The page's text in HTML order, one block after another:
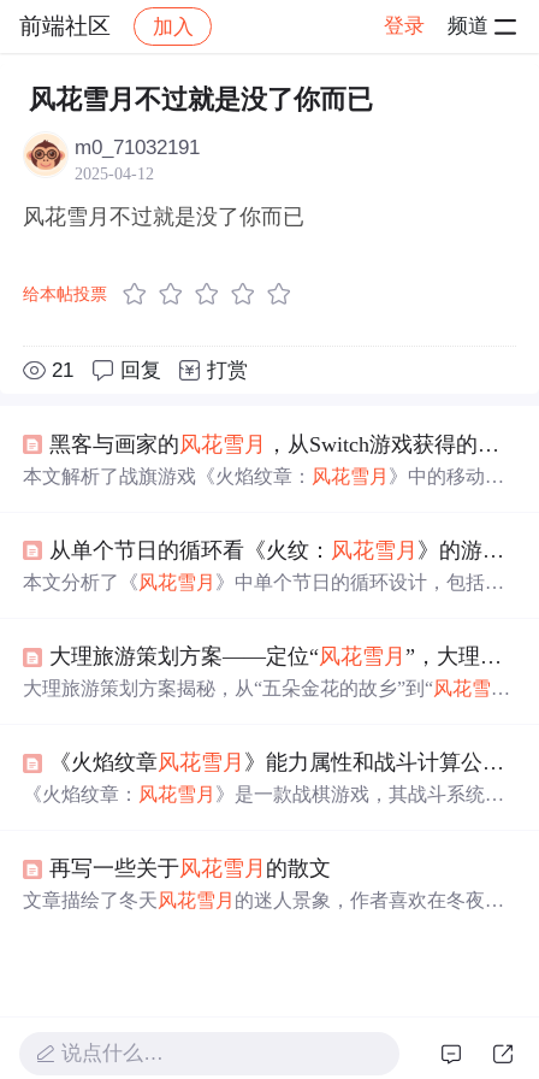
前端社区 加入 登录 频道
社区 前端社区 感慨 帖子详情
风花雪月不过就是没了你而已
m0_71032191
2025-04-12
风花雪月不过就是没了你而已
给本帖投票
21 回复 打赏
黑客与画家的风花雪月 ，从Switch游戏获得的灵感
本文解析了战旗游戏《火焰纹章： 风花雪月 》中的移动逻
从单个节日的循环看《火纹： 风花雪月 》的游戏节奏把控
本文分析了《风花雪月 》中单个节日的循环设计，包括工
情和系统设计，构建了良好的玩家体验，同时保持了剧情
和玩法的紧密联系。
大理旅游策划方案——定位“风花雪月”，大理游客翻倍！
大理旅游策划方案揭秘，从“五朵金花的故乡”到“风花雪月
《火焰纹章风花雪月 》能力属性和战斗计算公式研究
《火焰纹章： 风花雪月 》是一款战棋游戏，其战斗系统简
包括HP、移动、力量、魔力、技巧、速度、幸运、防守、
魔防和魅力。战斗中，物理和魔法攻击受相应属性影响，
再写一些关于风花雪月 的散文
文章描绘了冬天风花雪月 的迷人景象，作者喜欢在冬夜漫
说点什么…